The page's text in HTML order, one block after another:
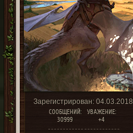
Зарегистрирован: 04.03.2018
СООБЩЕНИЙ:
30999
УВАЖЕНИЕ:
+4